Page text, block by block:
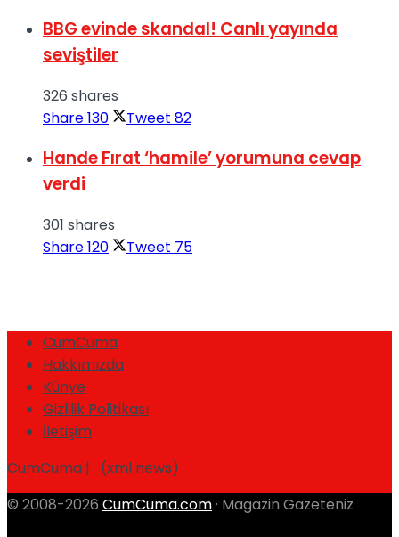
BBG evinde skandal! Canlı yayında
seviştiler
326 shares
Share130 Tweet 82
Hande Fırat ‘hamile’ yorumuna cevap
verdi
301 shares
Share120 Tweet 75
CumCuma
Hakkımızda
Künye
Gizlilik Politikası
İletişim
CumCuma | (xml news)
© 2008-2026 CumCuma.com · Magazin Gazeteniz